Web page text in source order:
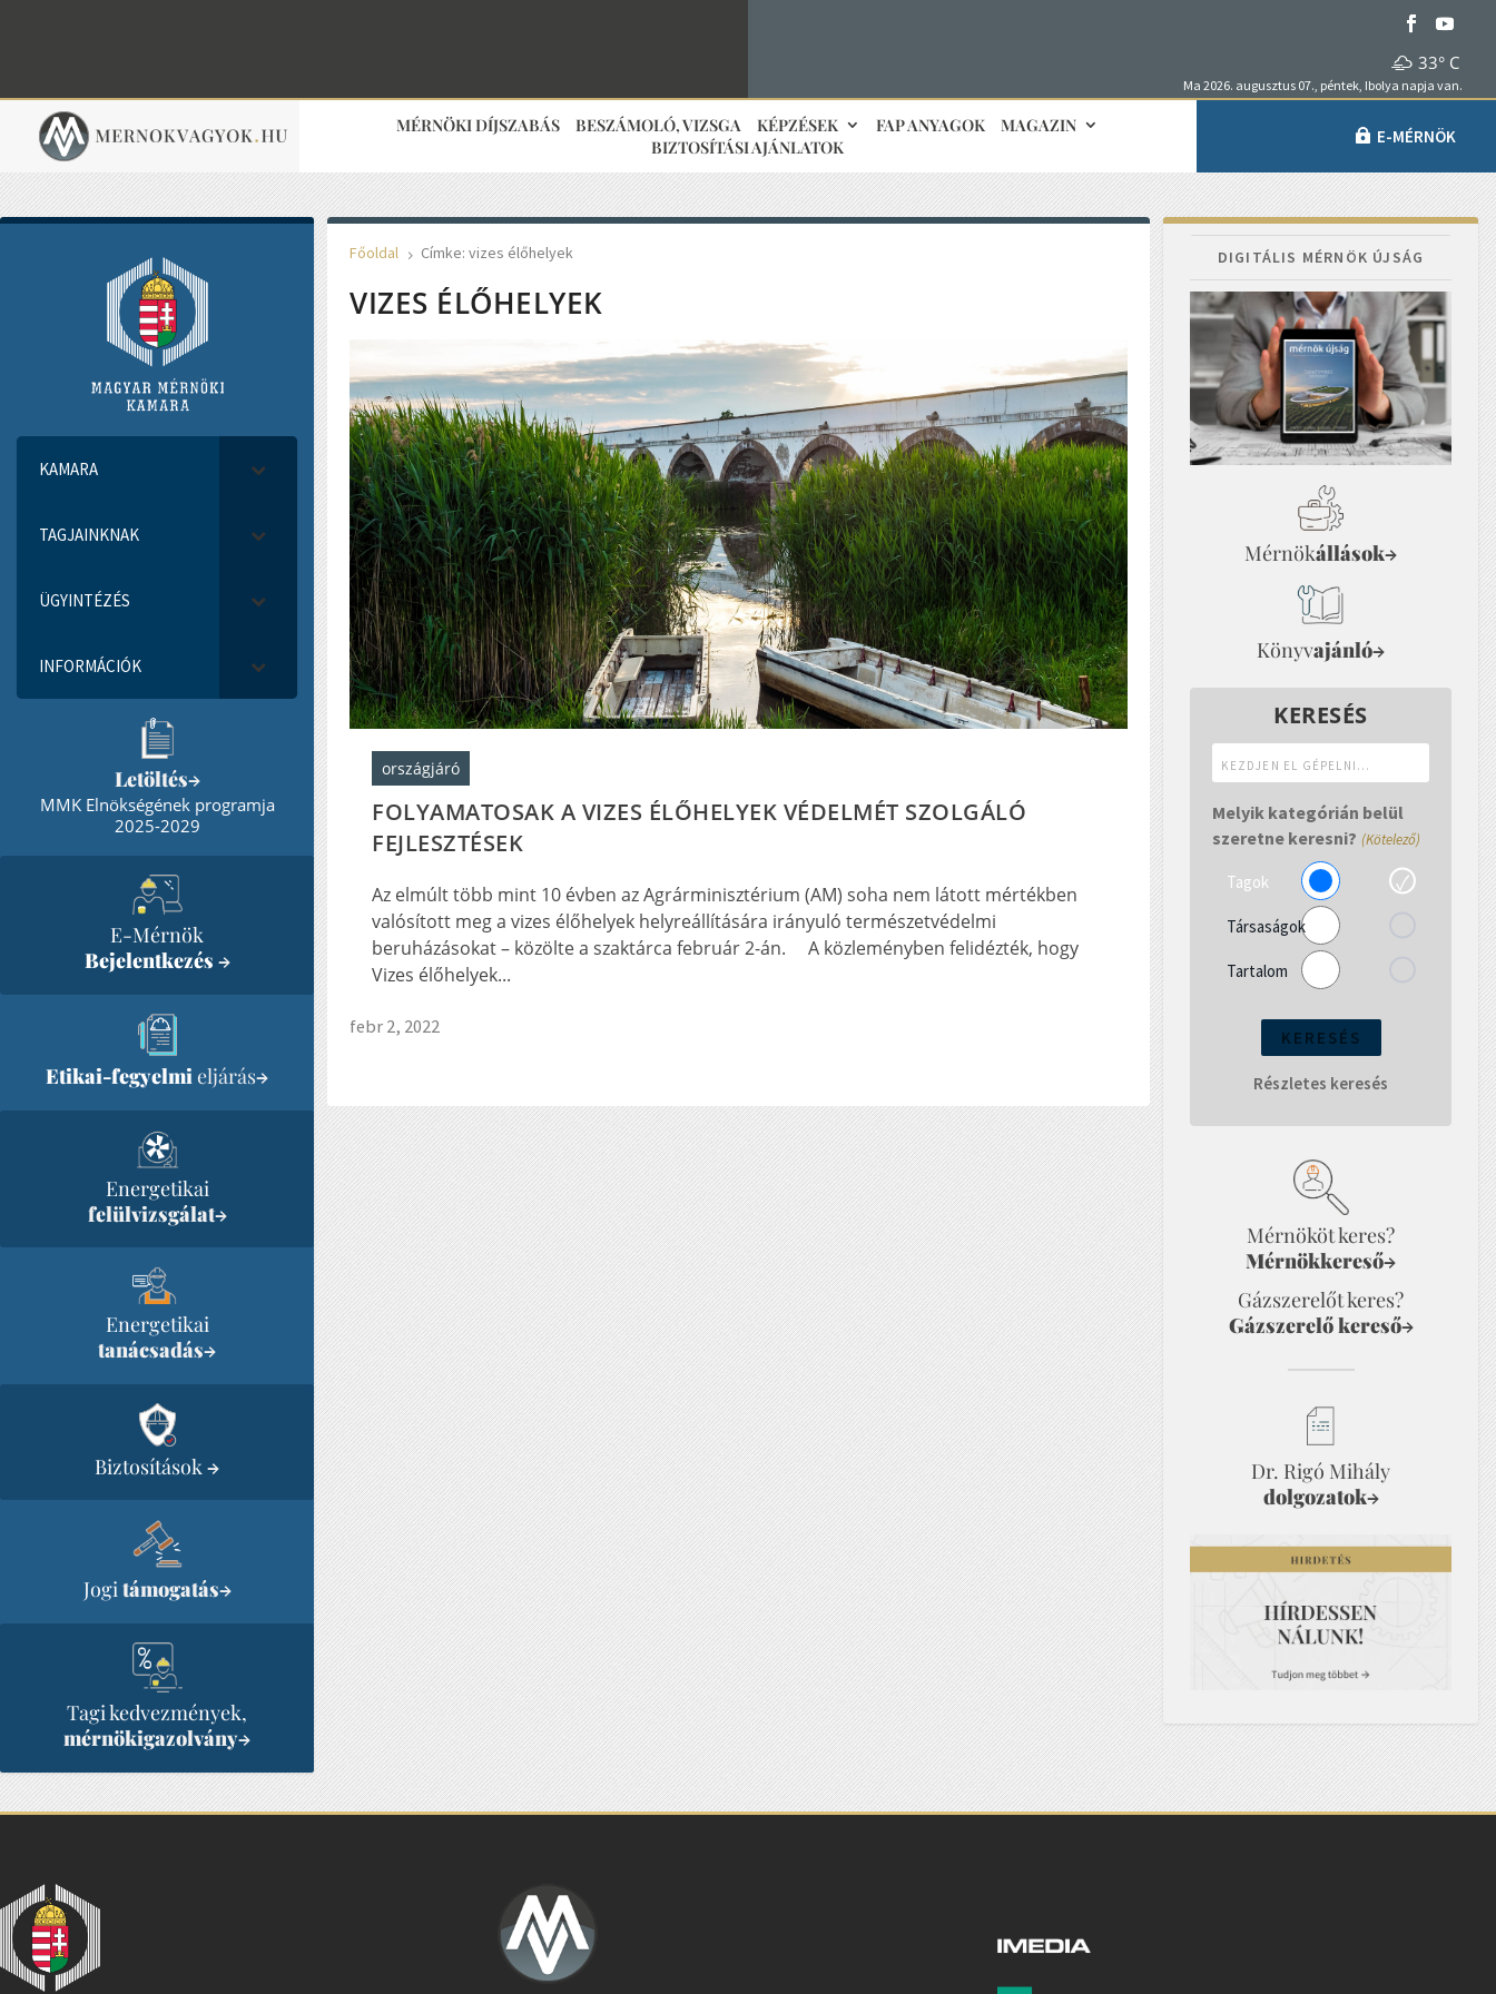
33° C
Ma 2026. augusztus 07., péntek, Ibolya napja van.
MÉRNÖKI DÍJSZABÁS BESZÁMOLÓ, VIZSGA KÉPZÉSEK FAP ANYAGOK
MAGAZIN
BIZTOSÍTÁSI AJÁNLATOK
E-MÉRNÖK
KAMARA
TAGJAINKNAK
ÜGYINTÉZÉS
INFORMÁCIÓK
Letöltés→
MMK Elnökségének programja
2025-2029
E-Mérnök
Bejelentkezés →
Etikai-fegyelmieljárás→
Energetikai
felülvizsgálat→
Energetikai
tanácsadás→
Biztosítások→
Jogitámogatás→
Tagi kedvezmények,
mérnökigazolvány→
Főoldal 5 Címke: vizes élőhelyek
VIZES ÉLŐHELYEK
országjáró
FOLYAMATOSAK A VIZES ÉLŐHELYEK VÉDELMÉT SZOLGÁLÓ
FEJLESZTÉSEK
Az elmúlt több mint 10 évben az Agrárminisztérium (AM) soha nem látott mértékben
valósított meg a vizes élőhelyek helyreállítására irányuló természetvédelmi
beruházásokat – közölte a szaktárca február 2-án. A közleményben felidézték, hogy
Vizes élőhelyek...
febr 2, 2022
DIGITÁLIS MÉRNÖK ÚJSÁG
Mérnökállások→
Könyvajánló→
KERESÉS
el
gépelni...
Melyik kategórián belül
szeretne keresni? (Kötelező)
Tagok
Társaságok
Tartalom
Részletes keresés
Mérnököt keres?
Mérnökkereső→
Gázszerelőt keres?
Gázszerelő kereső→
Dr. Rigó Mihály
dolgozatok→